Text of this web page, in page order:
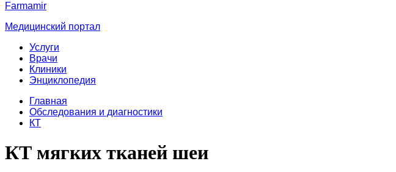
Farmamir
Медицинский портал
Услуги
Врачи
Клиники
Энциклопедия
Главная
Обследования и диагностики
КТ
КТ мягких тканей шеи